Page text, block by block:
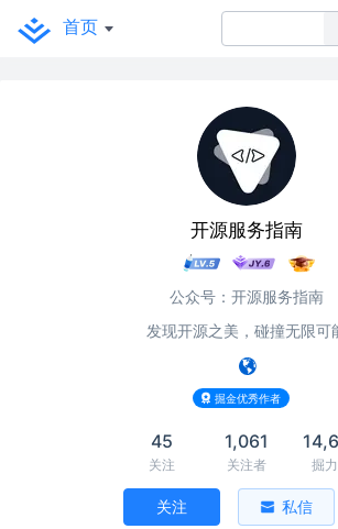
首页
开源服务指南
公众号：开源服务指南
发现开源之美，碰撞无限可
掘金优秀作者
45
关注
1,061
关注者 掘
关注 私信